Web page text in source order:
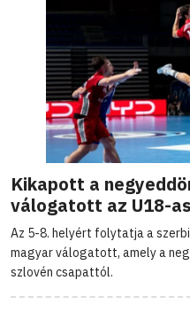
Kikapott a
válogatott az U18-
Az 5-8. helyért folytatja a
magyar válogatott, amely a
szlovén csapattól.